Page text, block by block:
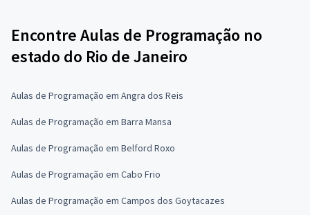
Encontre Aulas de Programação no
estado do Rio de Janeiro
Aulas de Programação em Angra dos Reis
Aulas de Programação em Barra Mansa
Aulas de Programação em Belford Roxo
Aulas de Programação em Cabo Frio
Aulas de Programação em Campos dos Goytacazes